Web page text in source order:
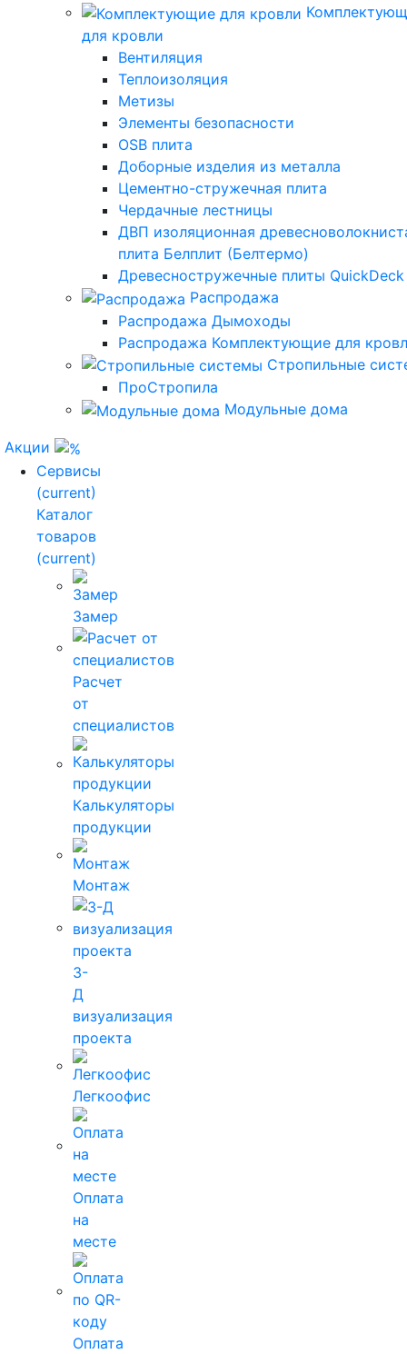
для кровли
Вентиляция
Теплоизоляция
Метизы
Элементы безопасности
OSB плита
Доборные изделия из металла
Цементно-стружечная плита
Чердачные лестницы
ДВП изоляционная
плита Белплит (Белтермо)
Древесностружечные плиты QuickDeck
Распродажа
Распродажа Дымоходы
Распродажа Комплектующие для
Стропильные
ПроСтропила
Модульные дома
Акции
Сервисы
(current)
Каталог
товаров
(current)
Замер
Расчет
от
специалистов
Калькуляторы
продукции
Монтаж
3-
Д
визуализация
проекта
Легкоофис
Оплата
на
месте
Оплата